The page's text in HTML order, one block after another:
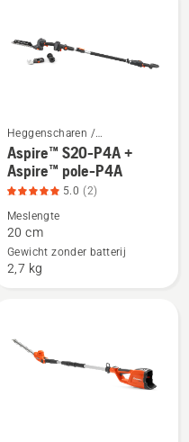
Bekijk
meer
details
over
Aspire™
S20-
P4A
pole-
productbeoordeling
Heggenscharen /
Heggensnoeiers
Aspire™ S20-P4A +
Aspire™ pole-P4A
5.0 (2)
Meslengte
20 cm
Gewicht zonder batterij
2,7 kg